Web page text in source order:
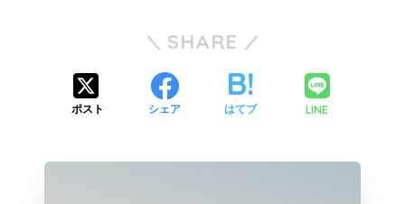
SHARE
ポスト シェア はてブ LINE